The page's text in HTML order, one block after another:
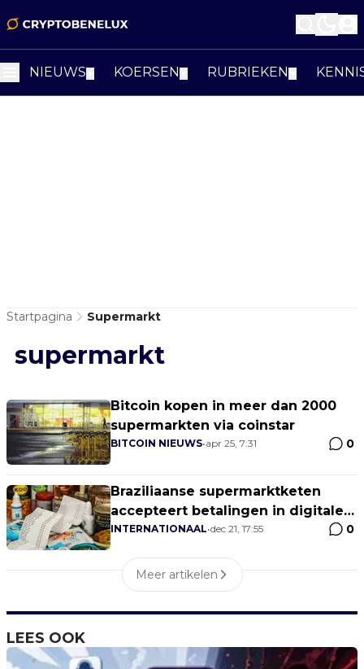
NIEUWS KOERSEN RUBRIEKEN
Startpagina Supermarkt
supermarkt
Bitcoin kopen in meer dan 2000
supermarkten via coinstar
BITCOIN NIEUWS•apr 25, 7:31 0
Braziliaanse supermarktketen
accepteert betalingen in digitale
valuta
INTERNATIONAAL•dec 21, 17:55 0
Meer artikelen
LEES OOK